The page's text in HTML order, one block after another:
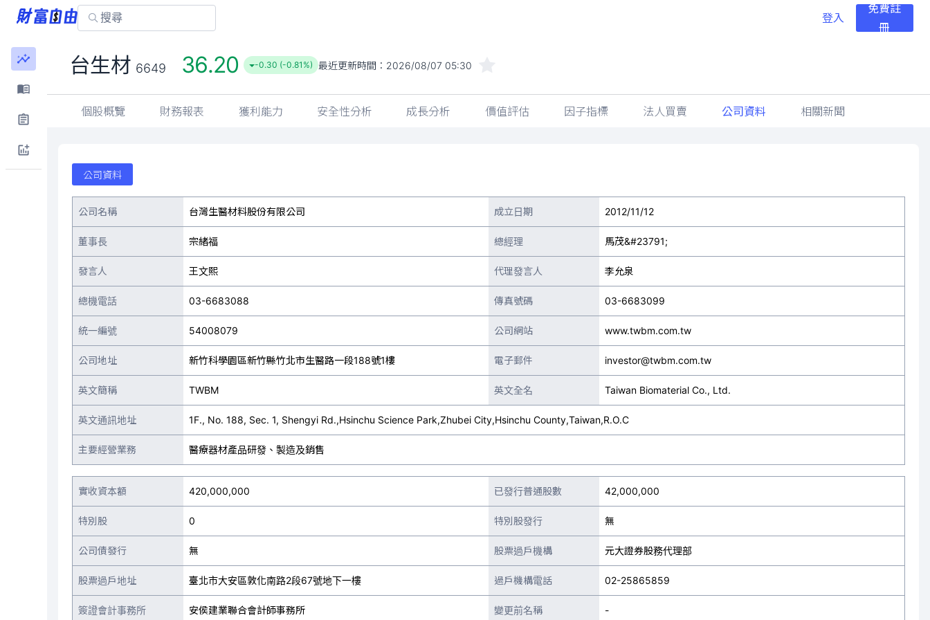
登入
免費註
冊
台生材 6649 36.20 -0.30 (-0.81%) 最近更新時間： 2026/08/07 05:30
個股概覽 財務報表 獲利能力 安全性分析 成長分析 價值評估 因子指標 法人買賣 公司資料 相關新聞
公司資料
公司名稱 台灣生醫材料股份有限公司 成立日期 2012/11/12
董事長 宗緒福 總經理 馬茂&#23791;
發言人 王文熙 代理發言人 李允泉
總機電話 03-6683088 傳真號碼 03-6683099
統一編號 54008079 公司網站 www.twbm.com.tw
公司地址 新竹科學園區新竹縣竹北市生醫路一段188號1樓 電子郵件 investor@twbm.com.tw
英文簡稱 TWBM 英文全名 Taiwan Biomaterial Co., Ltd.
英文通訊地址 1F., No. 188, Sec. 1, Shengyi Rd.,Hsinchu Science Park,Zhubei City,Hsinchu County,Taiwan,R.O.C
主要經營業務 醫療器材產品研發、製造及銷售
實收資本額 420,000,000 已發行普通股數 42,000,000
特別股 0 特別股發行 無
公司債發行 無 股票過戶機構 元大證券股務代理部
股票過戶地址 臺北市大安區敦化南路2段67號地下一樓 過戶機構電話 02-25865859
簽證會計事務所 安侯建業聯合會計師事務所 變更前名稱 -